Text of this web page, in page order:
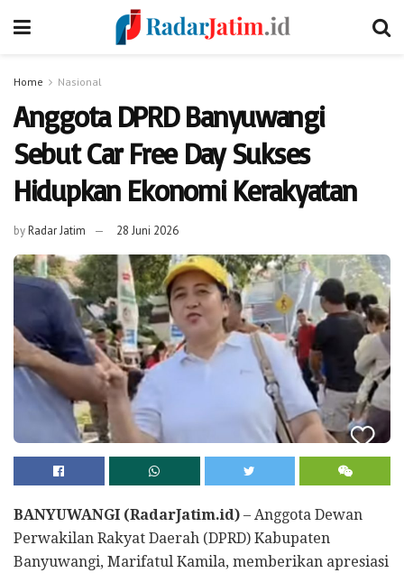
Home Nasional
Anggota DPRD Banyuwangi
Sebut Car Free Day Sukses
Hidupkan Ekonomi Kerakyatan
byRadar Jatim 28 Juni 2026
BANYUWANGI (RadarJatim.id) – Anggota Dewan
Perwakilan Rakyat Daerah (DPRD) Kabupaten
Banyuwangi, Marifatul Kamila, memberikan apresiasi